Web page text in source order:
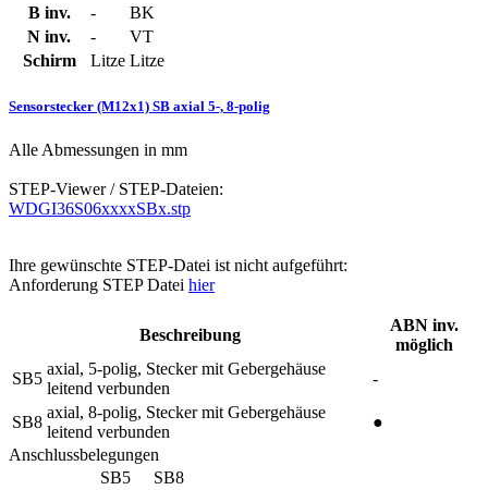
B inv.
-
BK
N inv.
-
VT
Schirm
Litze Litze
Sensorstecker (M12x1) SB axial 5-, 8-polig
Alle Abmessungen in mm
STEP-Viewer / STEP-Dateien:
WDGI36S06xxxxSBx.stp
Ihre gewünschte STEP-Datei ist nicht aufgeführt:
Anforderung STEP Datei hier
Beschreibung
ABN inv.
möglich
SB5
axial, 5-polig, Stecker mit Gebergehäuse
leitend verbunden
-
SB8
axial, 8-polig, Stecker mit Gebergehäuse
leitend verbunden
●
Anschlussbelegungen
SB5
SB8